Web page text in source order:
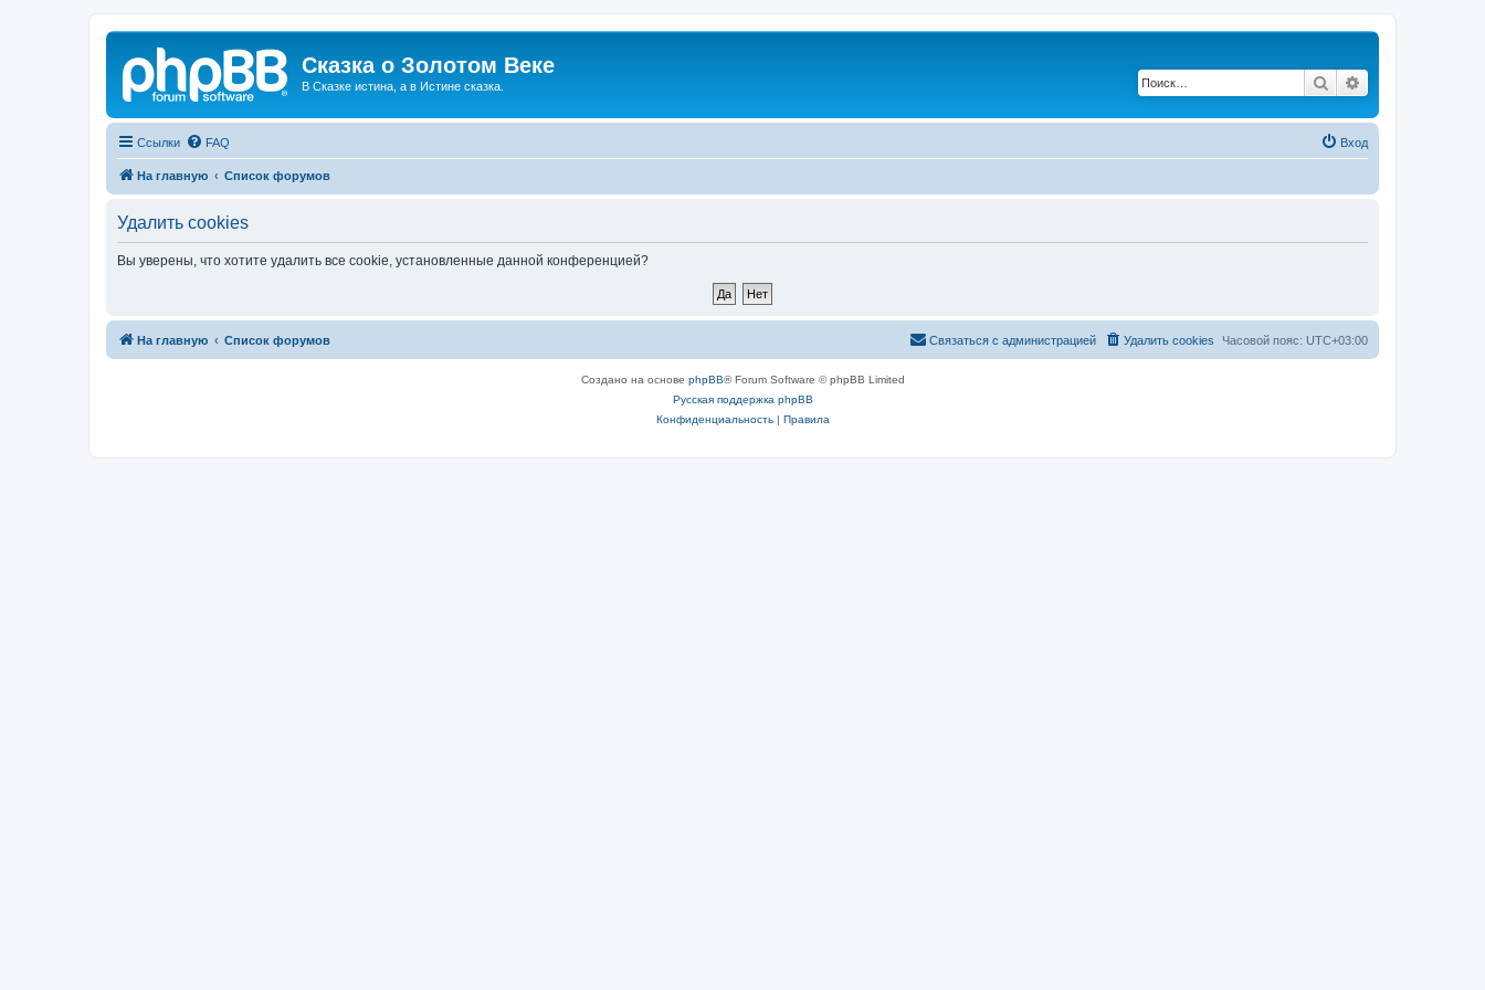
Сказка о Золотом Веке
В Сказке истина, а в Истине сказка. Поиск
Ссылки FAQ Вход
На главную Список форумов
Удалить cookies
Вы уверены, что хотите удалить все cookie, установленные данной конференцией?
На главную Список форумов Часовой пояс: UTC+03:00
Удалить cookies
Связаться с администрацией
Создано на основе phpBB® Forum Software © phpBB Limited
Русская поддержка phpBB
Конфиденциальность| Правила